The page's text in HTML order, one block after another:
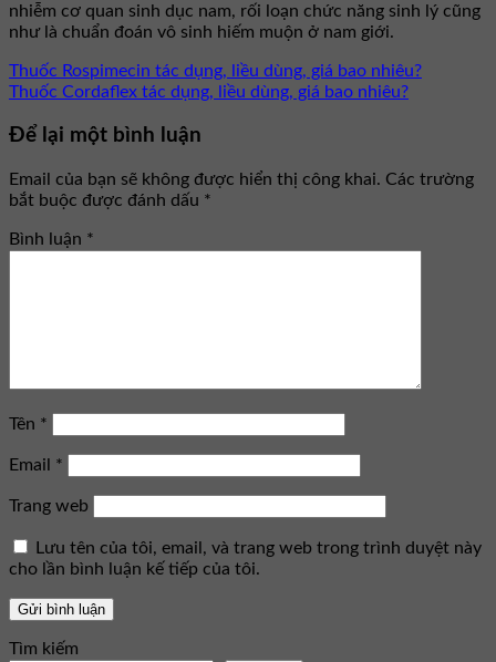
nhiễm cơ quan sinh dục nam, rối loạn chức năng sinh lý cũng
như là chuẩn đoán vô sinh hiếm muộn ở nam giới.
Thuốc Rospimecin tác dụng, liều dùng, giá bao nhiêu?
Thuốc Cordaflex tác dụng, liều dùng, giá bao nhiêu?
Để lại một bình luận
Email của bạn sẽ không được hiển thị công khai. Các trường
bắt buộc được đánh dấu *
Bình luận *
Tên *
Email *
Trang web
Lưu tên của tôi, email, và trang web trong trình duyệt này
cho lần bình luận kế tiếp của tôi.
Tìm kiếm